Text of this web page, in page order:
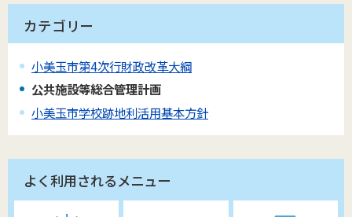
カテゴリー
小美玉市第4次行財政改革大綱
公共施設等総合管理計画
小美玉市学校跡地利活用基本方針
よく利用されるメニュー